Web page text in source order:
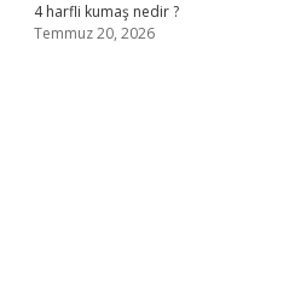
4 harfli kumaş nedir ?
Temmuz 20, 2026